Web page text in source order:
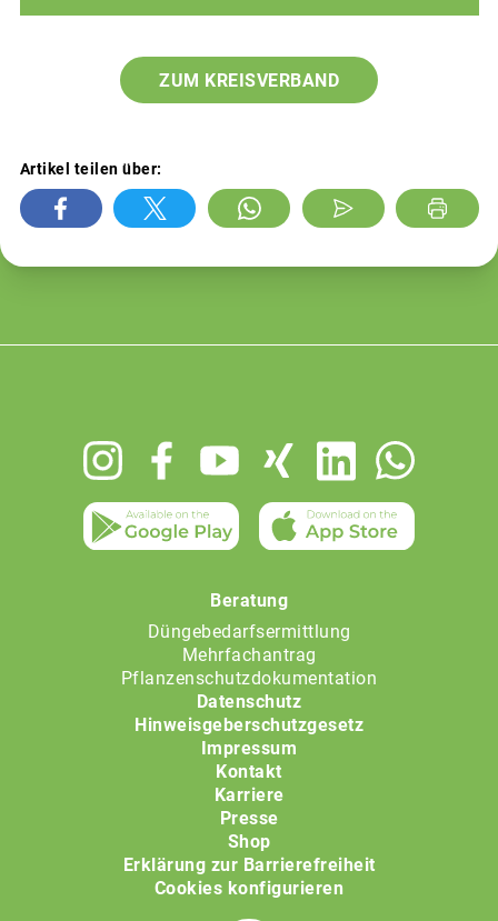
ZUM KREISVERBAND
Artikel teilen über:
Beratung
Düngebedarfsermittlung
Mehrfachantrag
Pflanzenschutzdokumentation
Datenschutz
Hinweisgeberschutzgesetz
Impressum
Kontakt
Karriere
Presse
Shop
Erklärung zur Barrierefreiheit
Cookies konfigurieren